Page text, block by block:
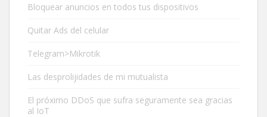
Bloquear anuncios en todos tus dispositivos
Quitar Ads del celular
Telegram>Mikrotik
Las desprolijidades de mi mutualista
El próximo DDoS que sufra seguramente sea gracias
al IoT